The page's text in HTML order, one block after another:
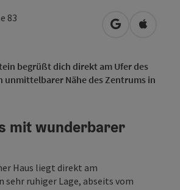
83
in Google
in
begrüßt dich direkt am Ufer des
unmittelbarer Nähe des Zentrums in
mit wunderbarer
Haus liegt direkt am
sehr ruhiger Lage, abseits vom